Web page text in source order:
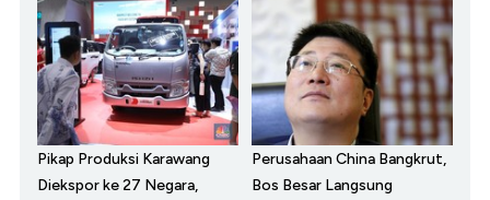
Pikap Produksi Karawang
Diekspor ke 27 Negara,
Perusahaan China Bangkrut,
Bos Besar Langsung